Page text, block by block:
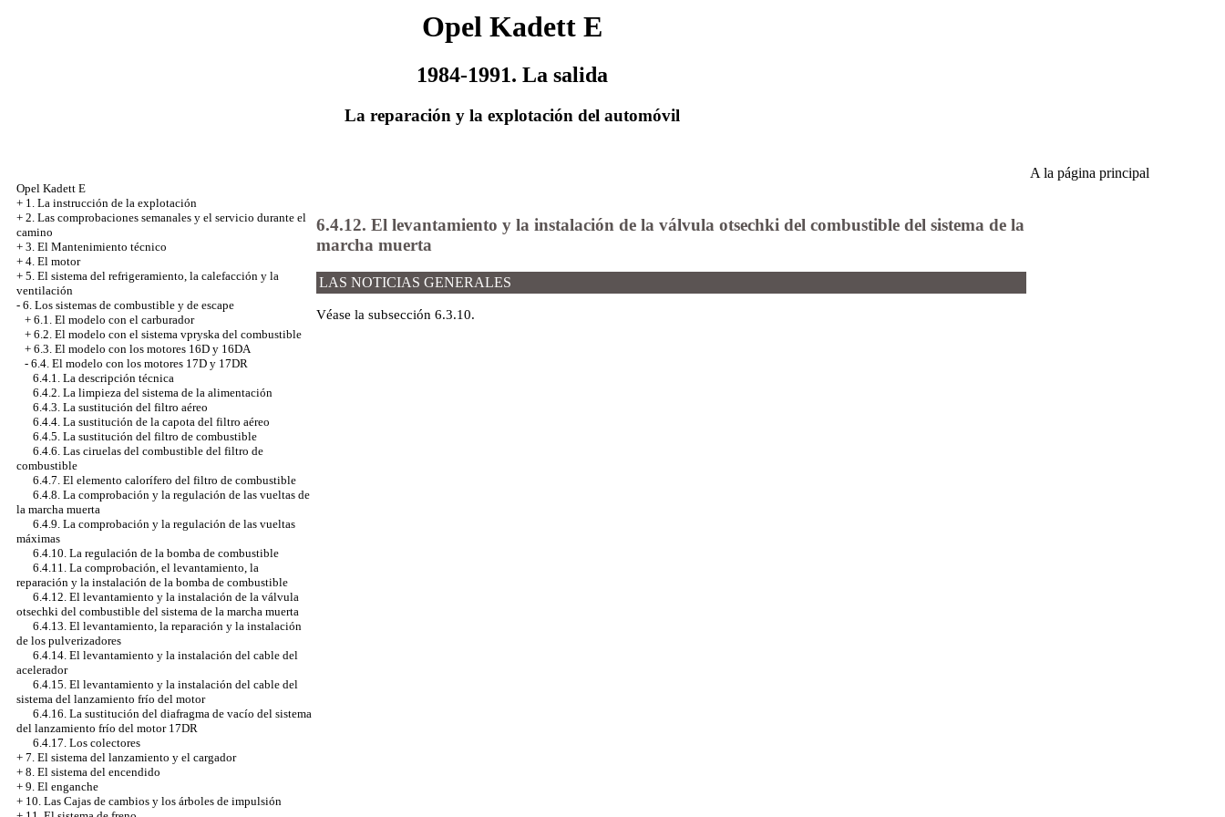
Opel Kadett E
1984-1991. La salida
La reparación y la explotación del automóvil
Opel Kadett E
+ 1. La instrucción de la explotación
+ 2. Las comprobaciones semanales y el servicio durante el
camino
+ 3. El Mantenimiento técnico
+ 4. El motor
+ 5. El sistema del refrigeramiento, la calefacción y la
ventilación
- 6. Los sistemas de combustible y de escape
+ 6.1. El modelo con el carburador
+ 6.2. El modelo con el sistema vpryska del combustible
+ 6.3. El modelo con los motores 16D y 16DA
- 6.4. El modelo con los motores 17D y 17DR
6.4.1. La descripción técnica
6.4.2. La limpieza del sistema de la alimentación
6.4.3. La sustitución del filtro aéreo
6.4.4. La sustitución de la capota del filtro aéreo
6.4.5. La sustitución del filtro de combustible
6.4.6. Las ciruelas del combustible del filtro de
combustible
6.4.7. El elemento calorífero del filtro de combustible
6.4.8. La comprobación y la regulación de las vueltas de
la marcha muerta
6.4.9. La comprobación y la regulación de las vueltas
máximas
6.4.10. La regulación de la bomba de combustible
6.4.11. La comprobación, el levantamiento, la
reparación y la instalación de la bomba de combustible
6.4.12. El levantamiento y la instalación de la válvula
otsechki del combustible del sistema de la marcha muerta
6.4.13. El levantamiento, la reparación y la instalación
de los pulverizadores
6.4.14. El levantamiento y la instalación del cable del
acelerador
6.4.15. El levantamiento y la instalación del cable del
sistema del lanzamiento frío del motor
6.4.16. La sustitución del diafragma de vacío del sistema
del lanzamiento frío del motor 17DR
6.4.17. Los colectores
+ 7. El sistema del lanzamiento y el cargador
+ 8. El sistema del encendido
+ 9. El enganche
+ 10. Las Cajas de cambios y los árboles de impulsión
6.4.12. El levantamiento y la instalación de la válvula otsechki del combustible del sistema de la
marcha muerta
LAS NOTICIAS GENERALES
Véase la subsección 6.3.10.
A la página principal